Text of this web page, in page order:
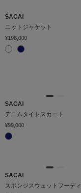
SACAI
ニットジャケット
¥198,000
SACAI
デニムタイトスカート
¥99,000
SACAI
スポンジスウェットフーディ